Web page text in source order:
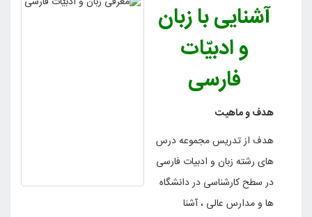
آشنایی با زبان
و ادبیّات
فارسی
هدف و ماهیت
هدف از تدریس مجموعه درس
های رشته زبان و ادبیات فارسی
در سطح کارشناسی در دانشگاه
ها و مدارس عالی ، آشنا